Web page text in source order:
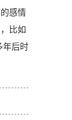
感情
比如
年后时